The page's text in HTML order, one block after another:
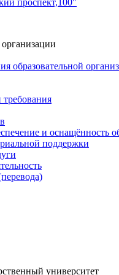
проспект,100"
образовательной
требования
и оснащённость
поддержки
университет